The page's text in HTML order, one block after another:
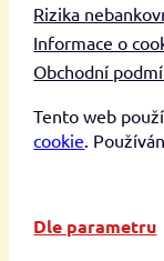
Rizika
Informace o
Obchodní
Tento web
cookie .
Dle parametru